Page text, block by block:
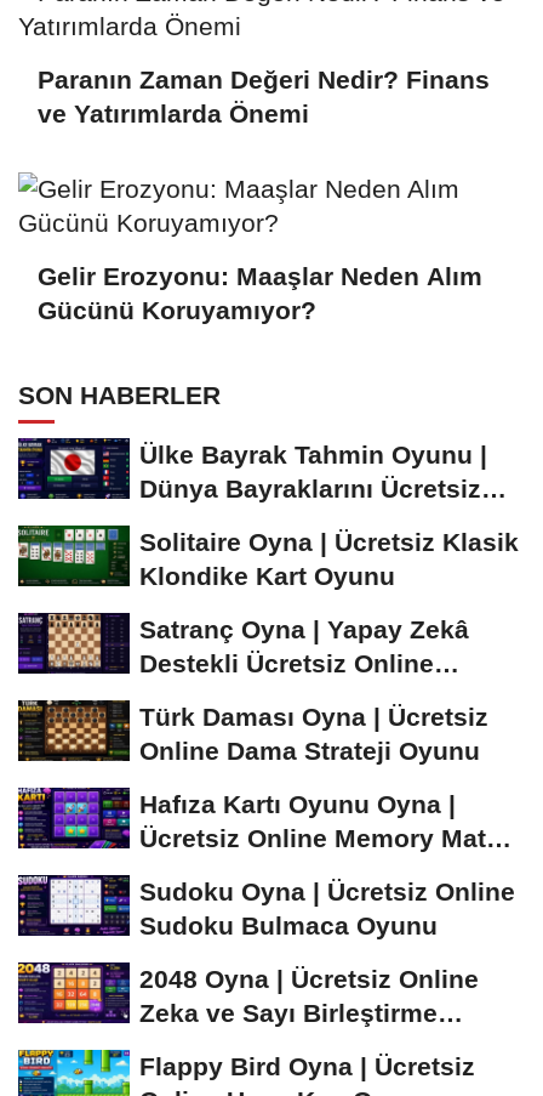
Paranın Zaman Değeri Nedir? Finans
ve Yatırımlarda Önemi
Gelir Erozyonu: Maaşlar Neden Alım
Gücünü Koruyamıyor?
SON HABERLER
Ülke Bayrak Tahmin Oyunu |
Dünya Bayraklarını Ücretsiz
Solitaire Oyna | Ücretsiz Klasik
Klondike Kart Oyunu
Satranç Oyna | Yapay Zekâ
Destekli Ücretsiz Online
Türk Daması Oyna | Ücretsiz
Online Dama Strateji Oyunu
Hafıza Kartı Oyunu Oyna |
Ücretsiz Online Memory Match
Sudoku Oyna | Ücretsiz Online
Sudoku Bulmaca Oyunu
2048 Oyna | Ücretsiz Online
Zeka ve Sayı Birleştirme
Flappy Bird Oyna | Ücretsiz